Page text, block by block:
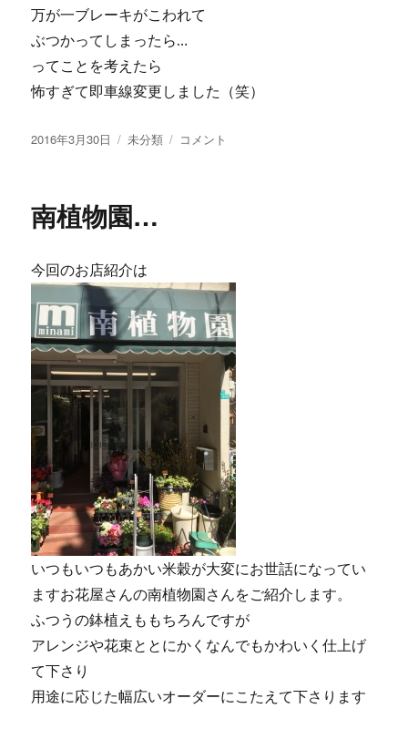
万が一ブレーキがこわれて
ぶつかってしまったら…
ってことを考えたら
怖すぎて即車線変更しました（笑）
投
2016年3月30日
カ
ー
未分類
高
コメント
南植物園…
今回のお店紹介は
いつもいつもあかい米穀が大変にお世話になってい
ますお花屋さんの南植物園さんをご紹介します。
ふつうの鉢植えももちろんですが
アレンジや花束ととにかくなんでもかわいく仕上げ
て下さり
用途に応じた幅広いオーダーにこたえて下さります